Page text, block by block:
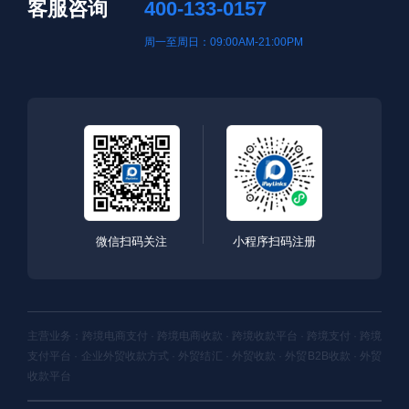
客服咨询 400-133-0157
周一至周日：09:00AM-21:00PM
微信扫码关注 小程序扫码注册
主营业务：跨境电商支付 · 跨境电商收款 · 跨境收款平台 · 跨境支付 · 跨境
支付平台 · 企业外贸收款方式 · 外贸结汇 · 外贸收款 · 外贸B2B收款 · 外贸
收款平台